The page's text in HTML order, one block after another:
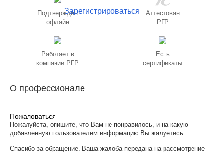
Зарегистрироваться
Подтверждён
офлайн
Аттестован
РГР
Работает в
компании РГР
Есть
сертификаты
О профессионале
Пожаловаться
Пожалуйста, опишите, что Вам не понравилось, и на какую
добавленную пользователем информацию Вы жалуетесь.
Спасибо за обращение. Ваша жалоба передана на рассмотрение